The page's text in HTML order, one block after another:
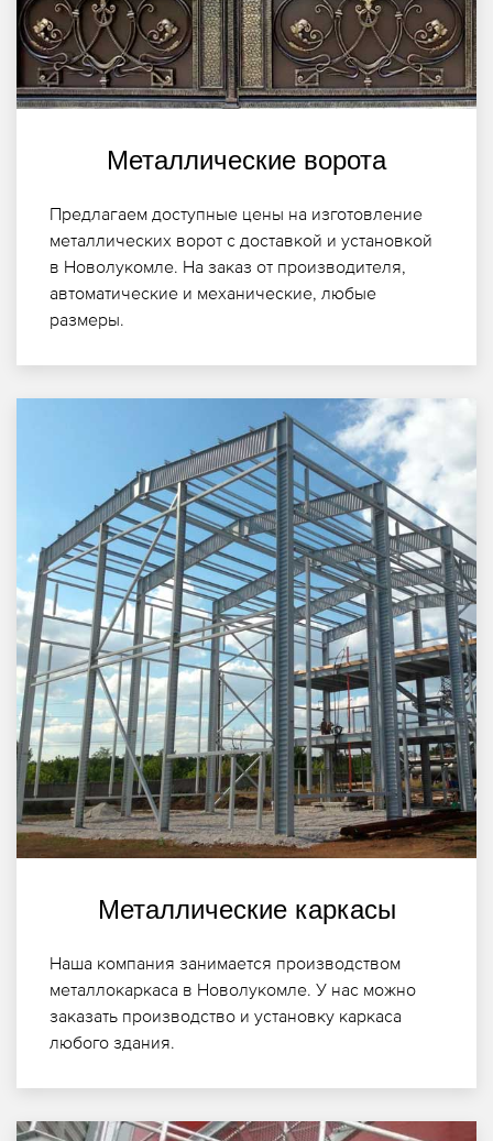
Металлические ворота
Предлагаем доступные цены на изготовление
металлических ворот с доставкой и установкой
в Новолукомле. На заказ от производителя,
автоматические и механические, любые
размеры.
Металлические каркасы
Наша компания занимается производством
металлокаркаса в Новолукомле. У нас можно
заказать производство и установку каркаса
любого здания.